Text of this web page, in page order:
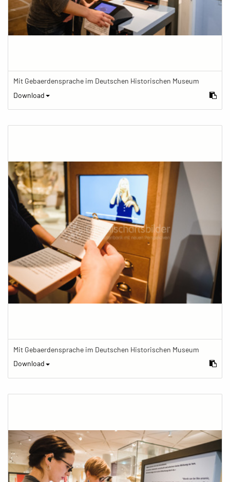
Mit Gebaerdensprache im Deutschen Historischen Museum
Download
Mit Gebaerdensprache im Deutschen Historischen Museum
Download